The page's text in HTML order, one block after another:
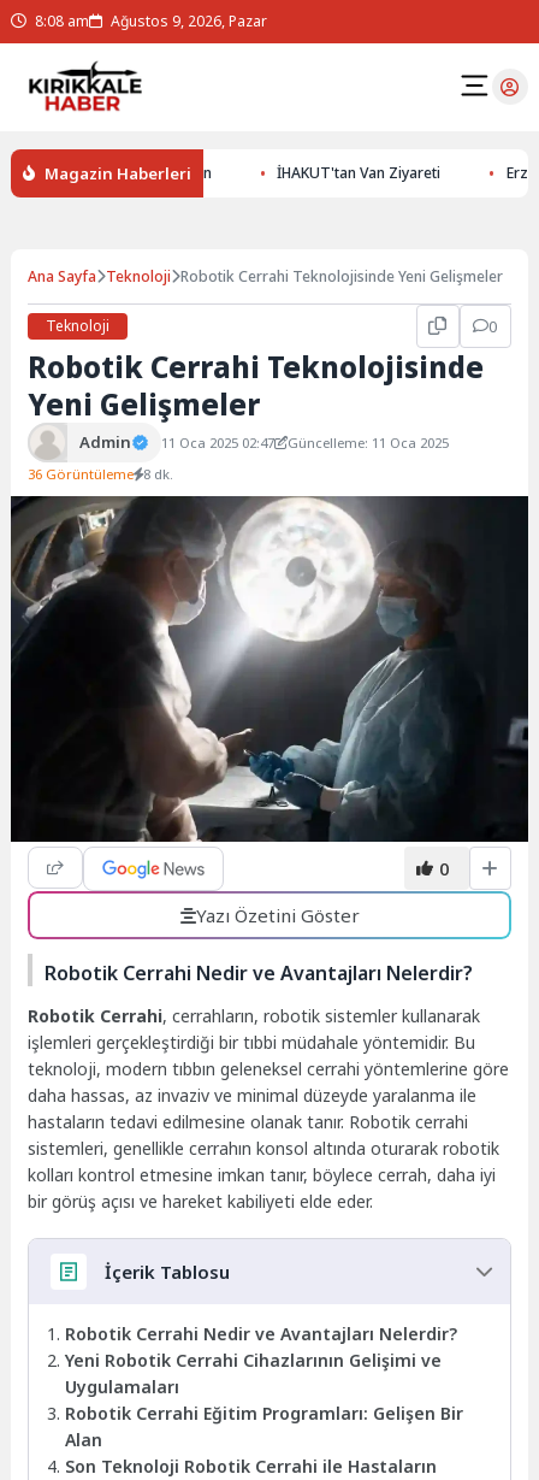
8:08 am Ağustos 9, 2026, Pazar
Magazin Haberleri
Gizemlerini Keşfedin İHAKUT'tan Van Ziyareti
Ana Sayfa Teknoloji Robotik Cerrahi Teknolojisinde Yeni Gelişmeler
Teknoloji 0
Robotik Cerrahi Teknolojisinde
Yeni Gelişmeler
Admin 11 Oca 2025 02:47
Güncelleme: 11 Oca 2025
36 Görüntüleme 8 dk.
0
Yazı Özetini Göster
Robotik Cerrahi Nedir ve Avantajları Nelerdir?
Robotik Cerrahi, cerrahların, robotik sistemler kullanarak
işlemleri gerçekleştirdiği bir tıbbi müdahale yöntemidir. Bu
teknoloji, modern tıbbın geleneksel cerrahi yöntemlerine göre
daha hassas, az invaziv ve minimal düzeyde yaralanma ile
hastaların tedavi edilmesine olanak tanır. Robotik cerrahi
sistemleri, genellikle cerrahın konsol altında oturarak robotik
kolları kontrol etmesine imkan tanır, böylece cerrah, daha iyi
bir görüş açısı ve hareket kabiliyeti elde eder.
İçerik Tablosu
Robotik Cerrahi Nedir ve Avantajları Nelerdir?
Yeni Robotik Cerrahi Cihazlarının Gelişimi ve
Uygulamaları
Robotik Cerrahi Eğitim Programları: Gelişen Bir
Alan
Son Teknoloji Robotik Cerrahi ile Hastaların